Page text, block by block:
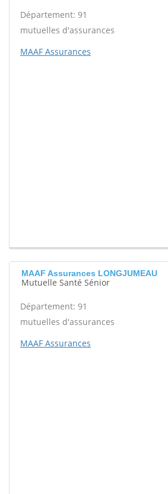
Département: 91
mutuelles d'assurances
MAAF Assurances
MAAF Assurances LONGJUMEAU
Mutuelle Santé Sénior
Département: 91
mutuelles d'assurances
MAAF Assurances